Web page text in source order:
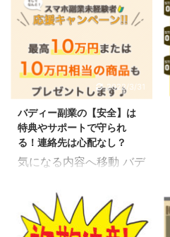
2022/3/31
バディー副業の【安全】は
特典やサポートで守られ
る！連絡先は心配なし？
気になる内容へ移動 バデ
ー副業の特典 バディー副
業では特典として最高10
万円または10万円相当の